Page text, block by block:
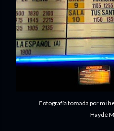
Fotografía tomada por mi
Haydé